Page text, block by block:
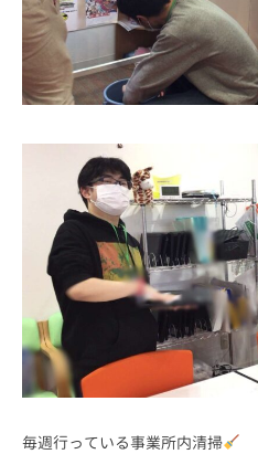
毎週行っている事業所内清掃